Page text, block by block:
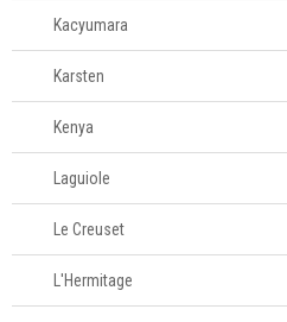
Kacyumara
Karsten
Kenya
Laguiole
Le Creuset
L'Hermitage